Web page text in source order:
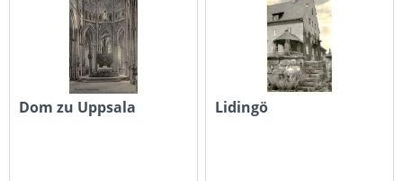
Dom zu Uppsala Lidingö